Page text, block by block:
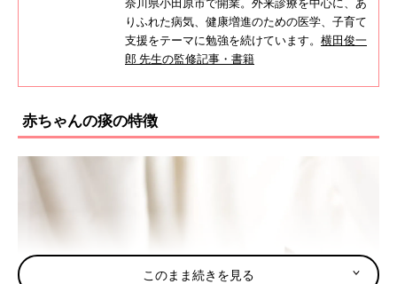
りふれた病気、健康増進のための医学、子育て
支援をテーマに勉強を続けています。 横田俊一
郎 先生の監修記事・書籍
赤ちゃんの痰の特徴
このまま続きを見る